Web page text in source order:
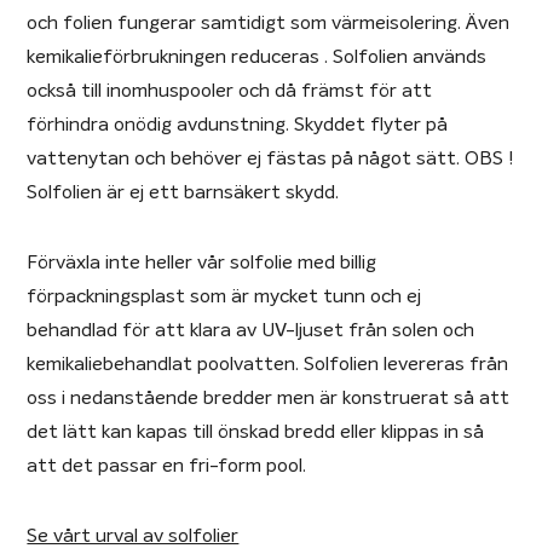
och folien fungerar samtidigt som värmeisolering. Även
kemikalieförbrukningen reduceras . Solfolien används
också till inomhuspooler och då främst för att
förhindra onödig avdunstning. Skyddet flyter på
vattenytan och behöver ej fästas på något sätt. OBS !
Solfolien är ej ett barnsäkert skydd.
Förväxla inte heller vår solfolie med billig
förpackningsplast som är mycket tunn och ej
behandlad för att klara av UV-ljuset från solen och
kemikaliebehandlat poolvatten. Solfolien levereras från
oss i nedanstående bredder men är konstruerat så att
det lätt kan kapas till önskad bredd eller klippas in så
att det passar en fri-form pool.
Se vårt urval av solfolier